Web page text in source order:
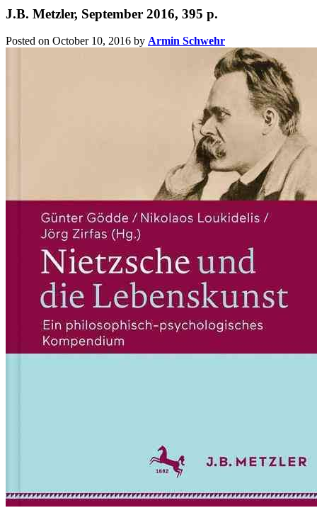
J.B. Metzler, September 2016, 395 p.
Posted on October 10, 2016 by Armin Schwehr